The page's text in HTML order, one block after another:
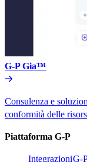
G-P Gia™​​
Consulenza e
conformità delle
Piattaforma G-P​​
Integrazioni​​G-